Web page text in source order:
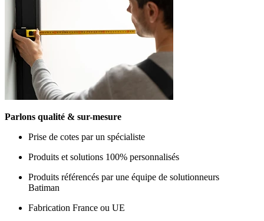
Parlons qualité & sur-mesure
Prise de cotes par un spécialiste
Produits et solutions 100% personnalisés
Produits référencés par une équipe de solutionneurs
Batiman
Fabrication France ou UE